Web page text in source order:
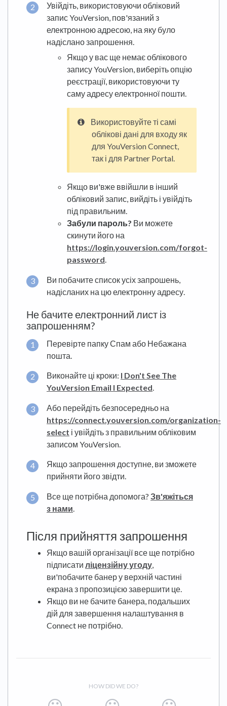
Увійдіть, використовуючи обліковий
запис YouVersion, пов'язаний з
електронною адресою, на яку було
надіслано запрошення.
Якщо у вас ще немає облікового
запису YouVersion, виберіть опцію
реєстрації, використовуючи ту
саму адресу електронної пошти.
Використовуйте ті самі
облікові дані для входу як
для YouVersion Connect,
так і для Partner Portal.
Якщо ви'вже ввійшли в інший
обліковий запис, вийдіть і увійдіть
під правильним.
Забули пароль? Ви можете
скинути його на
https://login.youversion.com/forgot-
password.
Ви побачите список усіх запрошень,
надісланих на цю електронну адресу.
Не бачите електронний лист із
запрошенням?
Перевірте папку Спам або Небажана
пошта.
Виконайте ці кроки: I Don't See The
YouVersion Email I Expected.
Або перейдіть безпосередньо на
https://connect.youversion.com/organization-
select і увійдіть з правильним обліковим
записом YouVersion.
Якщо запрошення доступне, ви зможете
прийняти його звідти.
Все ще потрібна допомога? Зв'яжіться
з нами.
Після прийняття запрошення
Якщо вашій організації все ще потрібно
підписати ліцензійну угоду,
ви'побачите банер у верхній частині
екрана з пропозицією завершити це.
Якщо ви не бачите банера, подальших
дій для завершення налаштування в
Connect не потрібно.
HOW DID WE DO?